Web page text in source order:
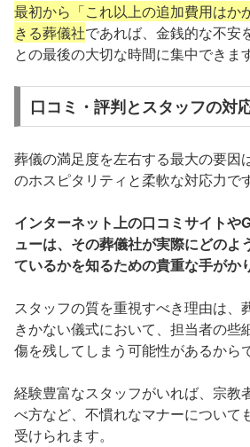
最初から「これ以上の追加費用はか
きる葬儀社であれば、金銭的な不安
との最後の大切な時間に集中できます
口コミ・評判とスタッフの対
葬儀の満足度を左右する最大の要因
のホスピタリティと柔軟な対応力です
インターネット上の口コミサイトや
ューは、その葬儀社が実際にどのよ
ているかを知るための貴重な手がか
スタッフの質を重視すべき理由は、
きかない儀式において、担当者の些
傷を残してしまう可能性があるから
経験豊富なスタッフがいれば、宗教
べ方など、不慣れなマナーについて
受けられます。